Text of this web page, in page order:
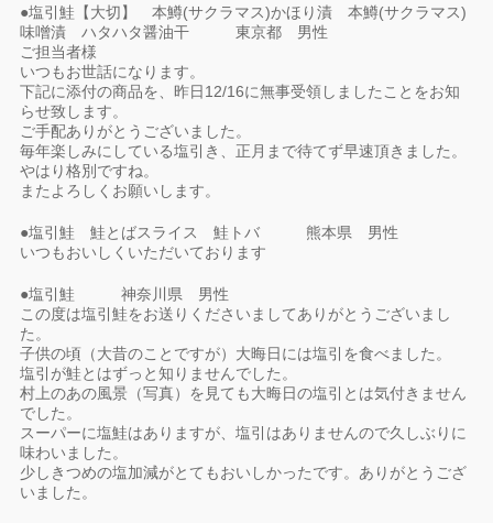
●塩引鮭【大切】 本鱒(サクラマス)かほり漬 本鱒(サクラマス)
味噌漬 ハタハタ醤油干 東京都 男性
ご担当者様
いつもお世話になります。
下記に添付の商品を、昨日12/16に無事受領しましたことをお知
らせ致します。
ご手配ありがとうございました。
毎年楽しみにしている塩引き、正月まで待てず早速頂きました。
やはり格別ですね。
またよろしくお願いします。
●塩引鮭 鮭とばスライス 鮭トバ 熊本県 男性
いつもおいしくいただいております
●塩引鮭 神奈川県 男性
この度は塩引鮭をお送りくださいましてありがとうございまし
た。
子供の頃（大昔のことですが）大晦日には塩引を食べました。
塩引が鮭とはずっと知りませんでした。
村上のあの風景（写真）を見ても大晦日の塩引とは気付きません
でした。
スーパーに塩鮭はありますが、塩引はありませんので久しぶりに
味わいました。
少しきつめの塩加減がとてもおいしかったです。ありがとうござ
いました。